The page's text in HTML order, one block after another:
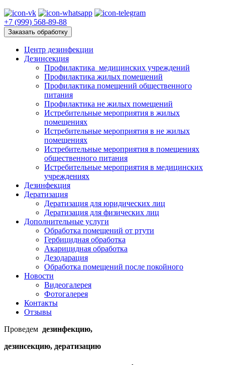
+7 (999) 568-89-88
Заказать обработку
Центр дезинфекции
Дезинсекция
Профилактика медицинских учреждений
Профилактика жилых помещений
Профилактика помещений общественного
питания
Профилактика не жилых помещений
Истребительные мероприятия в жилых
помещениях
Истребительные мероприятия в не жилых
помещениях
Истребительные мероприятия в помещениях
общественного питания
Истребительные мероприятия в медицинских
учреждениях
Дезинфекция
Дератизация
Дератизация для юридических лиц
Дератизация для физических лиц
Дополнительные услуги
Обработка помещений от ртути
Гербицидная обработка
Акарицидная обработка
Дезодарация
Обработка помещений после покойного
Новости
Видеогалерея
Фотогалерея
Контакты
Отзывы
Проведем дезинфекцию,
дезинсекцию, дератизацию